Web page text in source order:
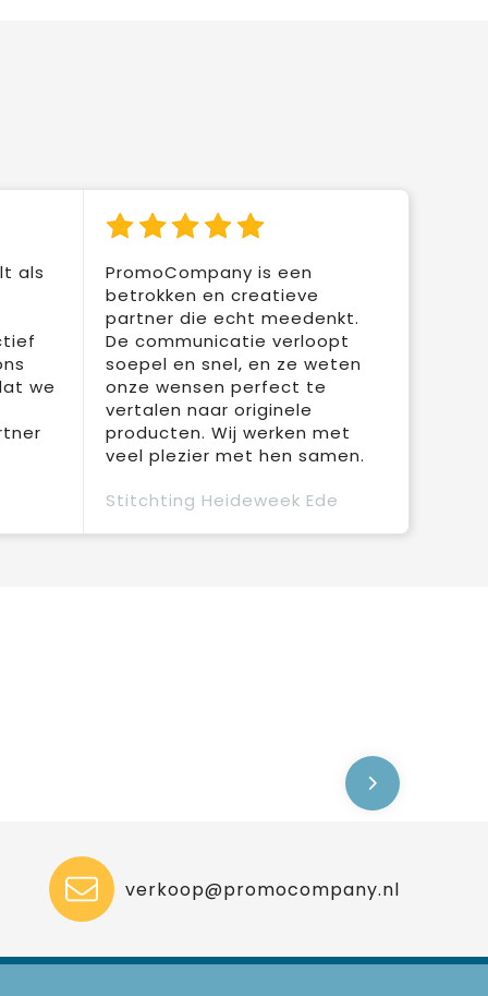
als
we
PromoCompany is een
betrokken en creatieve
partner die echt meedenkt.
De communicatie verloopt
soepel en snel, en ze weten
onze wensen perfect te
vertalen naar originele
producten. Wij werken met
veel plezier met hen samen.
Stitchting Heideweek Ede
verkoop@promocompany.nl